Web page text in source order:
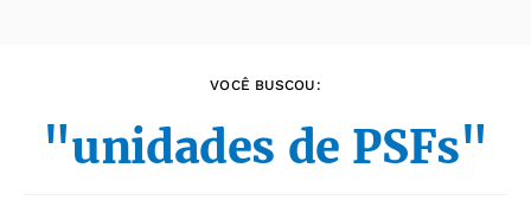
VOCÊ BUSCOU:
"unidades de PSFs"